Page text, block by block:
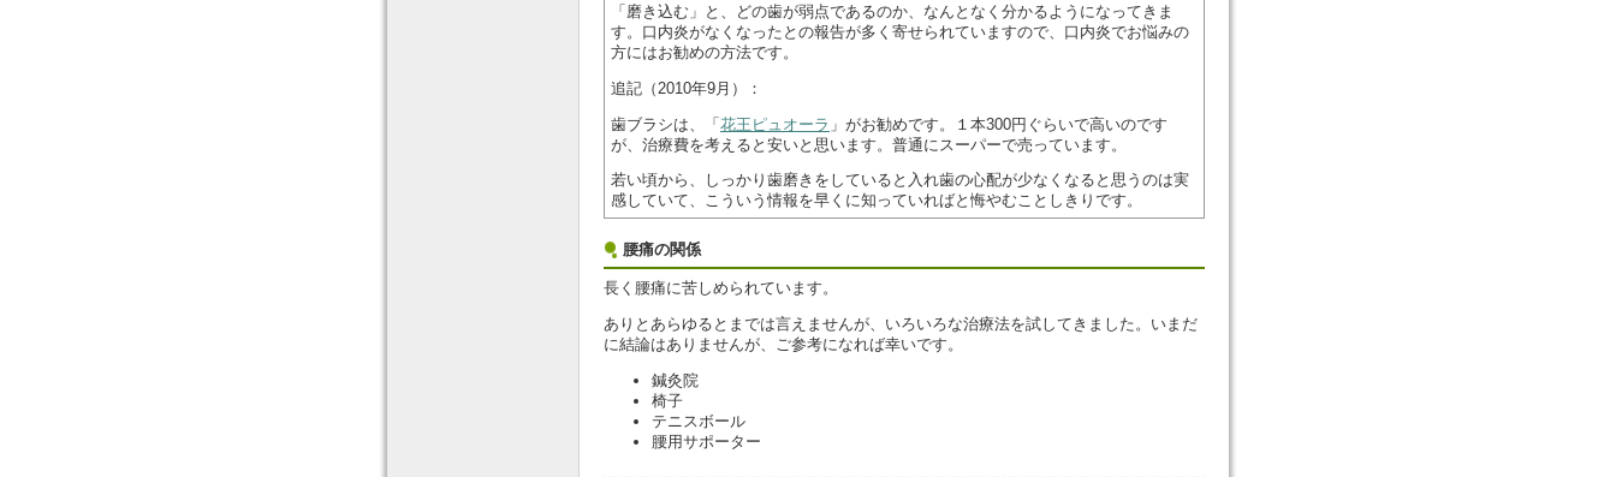
「磨き込む」と、どの歯が弱点であるのか、なんとなく分かるようになってきま
す。口内炎がなくなったとの報告が多く寄せられていますので、口内炎でお悩みの
方にはお勧めの方法です。
追記（2010年9月）：
歯ブラシは、「花王ピュオーラ 」がお勧めです。１本300円ぐらいで高いのです
が、治療費を考えると安いと思います。普通にスーパーで売っています。
若い頃から、しっかり歯磨きをしていると入れ歯の心配が少なくなると思うのは実
感していて、こういう情報を早くに知っていればと悔やむことしきりです。
腰痛の関係
長く腰痛に苦しめられています。
ありとあらゆるとまでは言えませんが、いろいろな治療法を試してきました。いまだ
に結論はありませんが、ご参考になれば幸いです。
鍼灸院
椅子
テニスボール
腰用サポーター